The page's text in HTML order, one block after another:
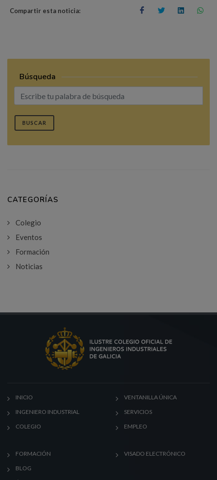
Compartir esta noticia:
Búsqueda
BUSCAR
CATEGORÍAS
Colegio
Eventos
Formación
Noticias
INICIO
INGENIERO INDUSTRIAL
COLEGIO
VENTANILLA ÚNICA
SERVICIOS
EMPLEO
FORMACIÓN
BLOG
VISADO ELECTRÓNICO